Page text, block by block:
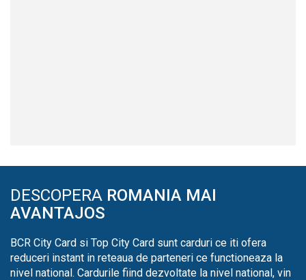
DESCOPERA ROMANIA MAI
AVANTAJOS
BCR City Card si Top City Card sunt carduri ce iti ofera
reduceri instant in reteaua de parteneri ce functioneaza la
nivel national. Cardurile fiind dezvoltate la nivel national, vin